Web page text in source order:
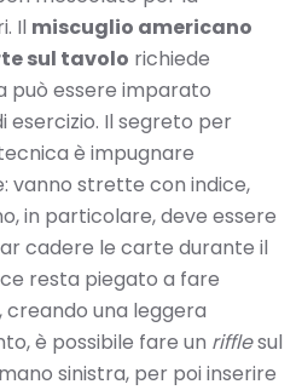
Il miscuglio americano
sul tavolo richiede
può essere imparato
esercizio. Il segreto per
è impugnare
strette con indice,
in particolare, deve essere
cadere le carte durante il
resta piegato a fare
creando una leggera
è possibile fare un rifflesul
sinistra, per poi inserire